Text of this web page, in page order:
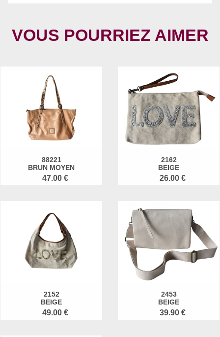
VOUS POURRIEZ AIMER
88221
BRUN MOYEN
47.00 €
2162
BEIGE
26.00 €
2152
BEIGE
49.00 €
2453
BEIGE
39.90 €